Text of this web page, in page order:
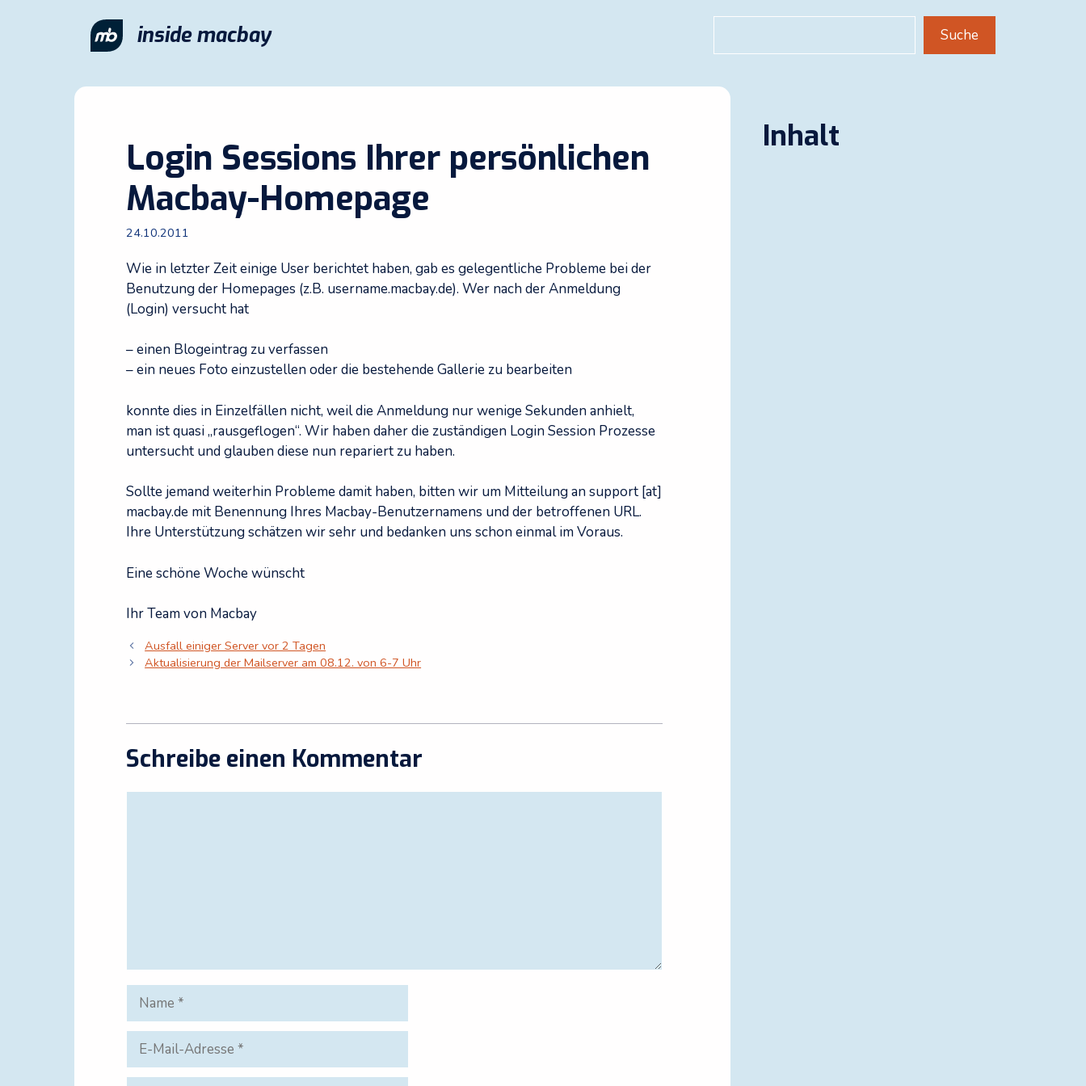
inside macbay Suche
Login Sessions Ihrer persönlichen
Macbay-Homepage
24.10.2011
Wie in letzter Zeit einige User berichtet haben, gab es gelegentliche Probleme bei der
Benutzung der Homepages (z.B. username.macbay.de). Wer nach der Anmeldung
(Login) versucht hat
– einen Blogeintrag zu verfassen
– ein neues Foto einzustellen oder die bestehende Gallerie zu bearbeiten
konnte dies in Einzelfällen nicht, weil die Anmeldung nur wenige Sekunden anhielt,
man ist quasi „rausgeflogen“. Wir haben daher die zuständigen Login Session Prozesse
untersucht und glauben diese nun repariert zu haben.
Sollte jemand weiterhin Probleme damit haben, bitten wir um Mitteilung an support [at]
macbay.de mit Benennung Ihres Macbay-Benutzernamens und der betroffenen URL.
Ihre Unterstützung schätzen wir sehr und bedanken uns schon einmal im Voraus.
Eine schöne Woche wünscht
Ihr Team von Macbay
Ausfall einiger Server vor 2 Tagen
Aktualisierung der Mailserver am 08.12. von 6-7 Uhr
Schreibe einen Kommentar
Name
Mail-
Adresse
Inhalt